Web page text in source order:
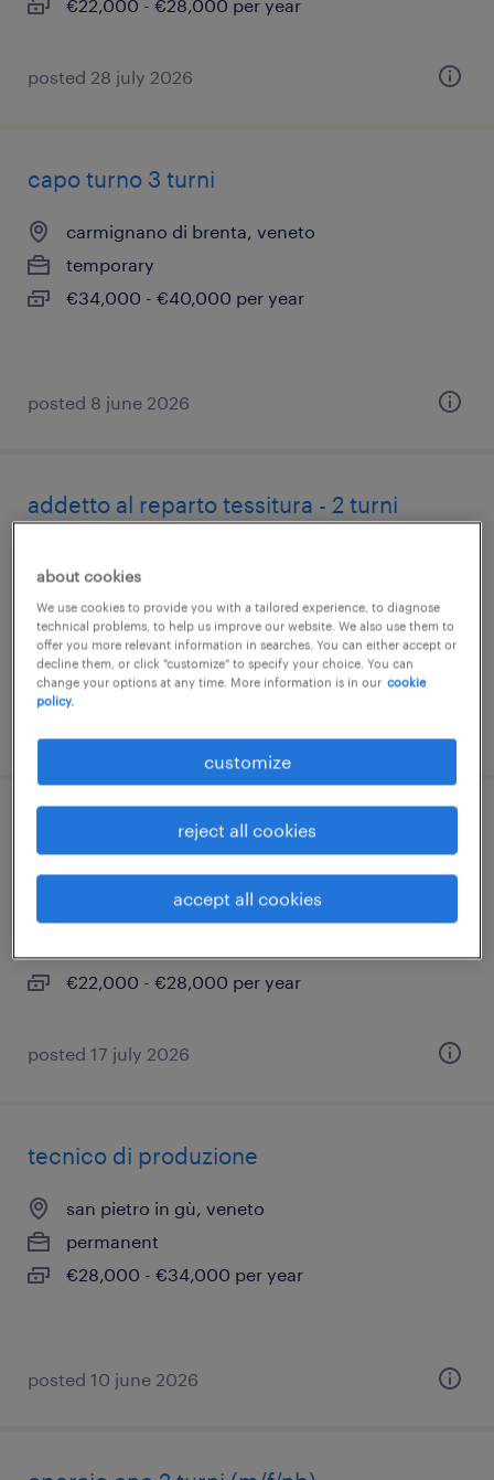
€22,000 - €28,000 per year
posted 28 july 2026
capo turno 3 turni
carmignano di brenta, veneto
temporary
€34,000 - €40,000 per year
posted 8 june 2026
addetto al reparto tessitura - 2 turni
carmignano di brenta, veneto
temporary
€22,000 - €28,000 per year
operaio appartenente alle categorie
protette l. 68/99 (m/f/nb)
carmignano di brenta, veneto
€22,000 - €28,000 per year
posted 17 july 2026
tecnico di produzione
san pietro in gù, veneto
permanent
€28,000 - €34,000 per year
posted 10 june 2026
about cookies
We use cookies to provide you with a tailored experience, to diagnose
technical problems, to help us improve our website. We also use them to
offer you more relevant information in searches. You can either accept or
decline them, or click "customize" to specify your choice. You can
change your options at any time. More information is in our cookie
policy.
customize
reject all cookies
accept all cookies